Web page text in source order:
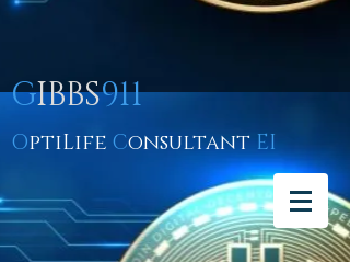
GIBBS911
OptiLife ConsultantEI